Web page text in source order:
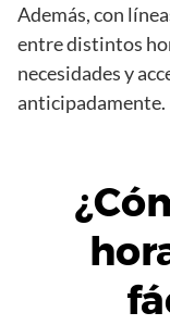
Además, con
entre distintos
necesidades y
anticipadamente.